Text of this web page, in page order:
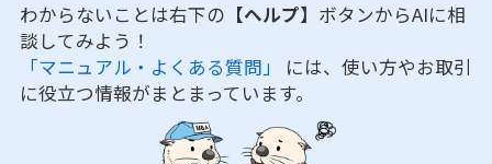
わからないことは右下の 【ヘルプ】 ボタンからAIに相
談してみよう！
「マニュアル・よくある質問」 には、使い方やお取引
に役立つ情報がまとまっています。